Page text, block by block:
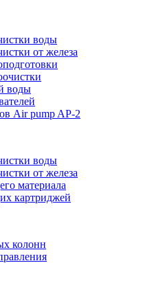
воды
от железа
воды
Air pump AP-2
воды
от железа
материала
картриджей
колонн